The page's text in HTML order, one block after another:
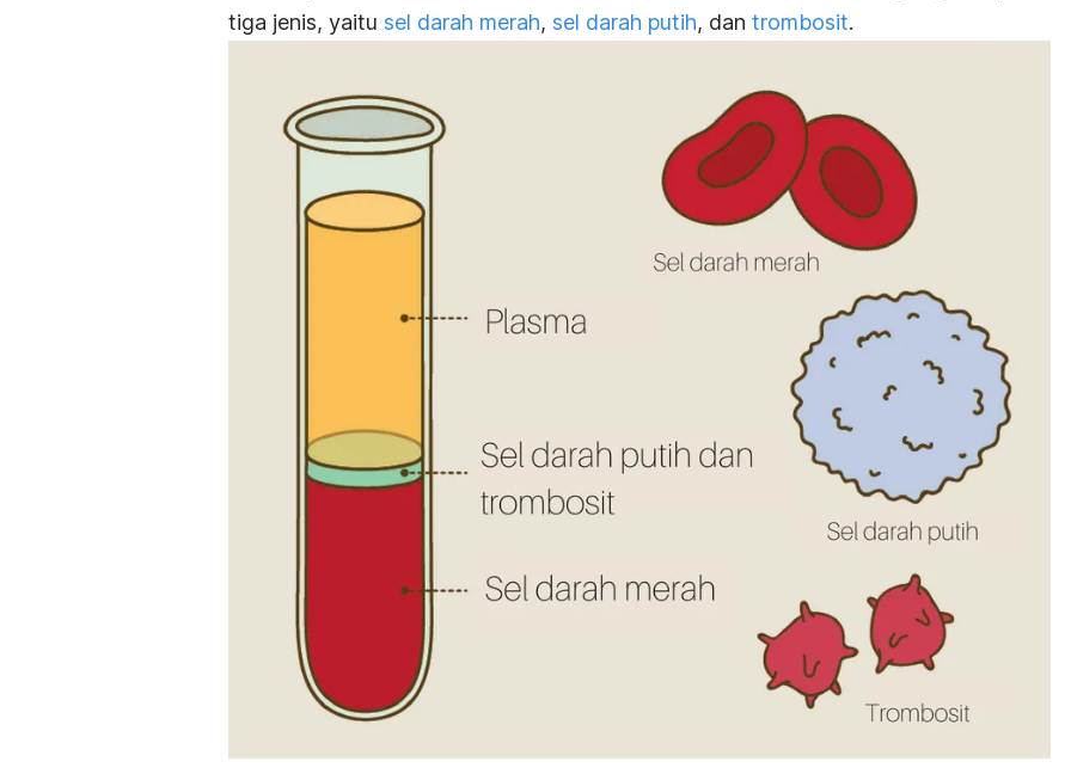
tiga jenis, yaitu sel darah merah, sel darah putih, dan trombosit.